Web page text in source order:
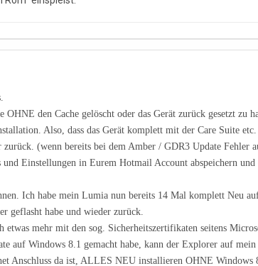
den Cache gelöscht oder das Gerät zurück gesetzt zu
Also, dass das Gerät komplett mit der Care Suite etc.
(wenn bereits bei dem Amber / GDR3 Update Fehler
Einstellungen in Eurem Hotmail Account abspeichern
Ich habe mein Lumia nun bereits 14 Mal komplett Neu
geflasht habe und wieder zurück.
mehr mit den sog. Sicherheitszertifikaten seitens
auf Windows 8.1 gemacht habe, kann der Explorer auf
Anschluss da ist, ALLES NEU installieren OHNE